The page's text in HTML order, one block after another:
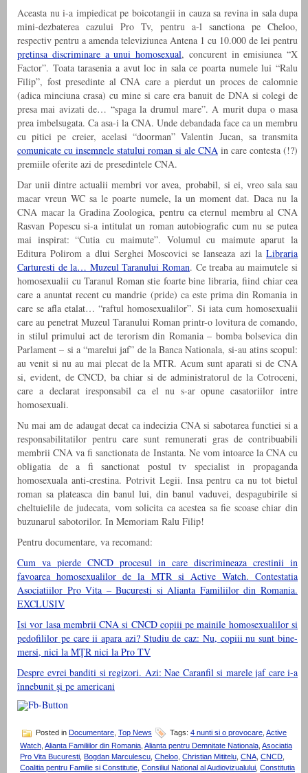
Aceasta nu i-a impiedicat pe boicotangii in cauza sa revina in sala dupa
mini-dezbaterea cazului Pro Tv, pentru a-l sanctiona pe Cheloo,
respectiv pentru a amenda televiziunea Antena 1 cu 10.000 de lei pentru
pretinsa discriminare a unui homosexual, concurent in emisiunea “X
Factor”. Toata tarasenia a avut loc in sala ce poarta numele lui “Ralu
Filip”, fost presedinte al CNA care a pierdut un proces de calomnie
(adica minciuna crasa) cu mine si care era banuit de DNA si colegi de
presa mai avizati de… “spaga la drumul mare”. A murit dupa o masa
prea imbelsugata. Ca asa-i la CNA. Unde debandada face ca un membru
cu pitici pe creier, acelasi “doorman” Valentin Jucan, sa transmita
comunicate cu insemnele statului roman si ale CNA in care contesta (!?)
premiile oferite azi de presedintele CNA.
Dar unii dintre actualii membri vor avea, probabil, si ei, vreo sala sau
macar vreun WC sa le poarte numele, la un moment dat. Daca nu la
CNA macar la Gradina Zoologica, pentru ca eternul membru al CNA
Rasvan Popescu si-a intitulat un roman autobiografic cum nu se putea
mai inspirat: “Cutia cu maimute”. Volumul cu maimute aparut la
Editura Polirom a dlui Serghei Moscovici se lanseaza azi la Libraria
Carturesti de la… Muzeul Taranului Roman. Ce treaba au maimutele si
homosexualii cu Taranul Roman stie foarte bine libraria, fiind chiar cea
care a anuntat recent cu mandrie (pride) ca este prima din Romania in
care se afla etalat… “raftul homosexualilor”. Si iata cum homosexualii
care au penetrat Muzeul Taranului Roman printr-o lovitura de comando,
in stilul primului act de terorism din Romania – bomba bolsevica din
Parlament – si a “marelui jaf” de la Banca Nationala, si-au atins scopul:
au venit si nu au mai plecat de la MTR. Acum sunt aparati si de CNA
si, evident, de CNCD, ba chiar si de administratorul de la Cotroceni,
care a declarat iresponsabil ca el nu s-ar opune casatoriilor intre
homosexuali.
Nu mai am de adaugat decat ca indecizia CNA si sabotarea functiei si a
responsabilitatilor pentru care sunt remunerati gras de contribuabili
membrii CNA va fi sanctionata de Instanta. Ne vom intoarce la CNA cu
obligatia de a fi sanctionat postul tv specialist in propaganda
homosexuala anti-crestina. Potrivit Legii. Insa pentru ca nu tot bietul
roman sa plateasca din banul lui, din banul vaduvei, despagubirile si
cheltuielile de judecata, vom solicita ca acestea sa fie scoase chiar din
buzunarul sabotorilor. In Memoriam Ralu Filip!
Pentru documentare, va recomand:
Cum va pierde CNCD procesul in care discrimineaza crestinii in
favoarea homosexualilor de la MTR si Active Watch. Contestatia
Asociatiilor Pro Vita – Bucuresti si Alianta Familiilor din Romania.
EXCLUSIV
Isi vor lasa membrii CNA si CNCD copiii pe mainile homosexualilor si
pedofililor pe care ii apara azi? Studiu de caz: Nu, copiii nu sunt bine-
mersi, nici la MŢR nici la Pro TV
Despre evrei banditi si regizori. Azi: Nae Caranfil si marele jaf care i-a
înnebunit şi pe americani
Posted in Documentare Top News Tags: 4 nunti si o provocare Active
Watch, Alianta Familiilor din Romania, Alianta pentru Demnitate Nationala, Asociatia
Pro Vita Bucuresti, Bogdan Marculescu, Cheloo, Christian Mititelu, CNA, CNCD,
Coalitia pentru Familie si Constitutie, Consiliul National al Audiovizualului, Constitutia